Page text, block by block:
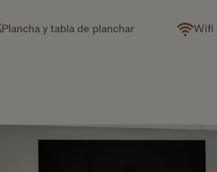
Plancha y tabla de planchar Wifi